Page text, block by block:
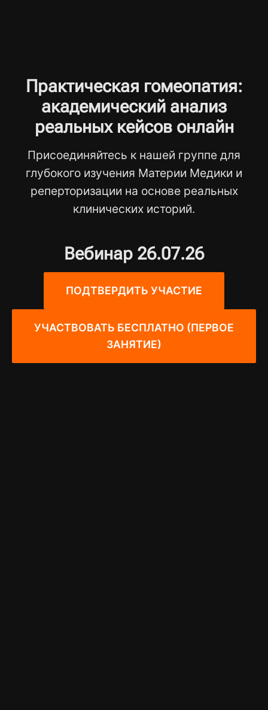
Практическая гомеопатия:
академический анализ
реальных кейсов онлайн
Присоединяйтесь к нашей группе для
глубокого изучения Материи Медики и
реперторизации на основе реальных
клинических историй.
Вебинар 26.07.26
ПОДТВЕРДИТЬ УЧАСТИЕ
УЧАСТВОВАТЬ БЕСПЛАТНО (ПЕРВОЕ
ЗАНЯТИЕ)